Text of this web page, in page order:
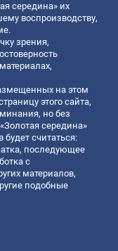
середина» их
воспроизводству,
зрения,
на этом
этого сайта,
но без
середина»
считаться:
последующее
с
материалов,
подобные